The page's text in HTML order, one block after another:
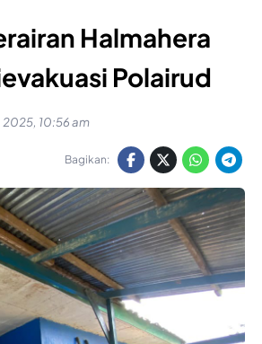
Halmahera
Polairud
10:56 am
Bagikan: